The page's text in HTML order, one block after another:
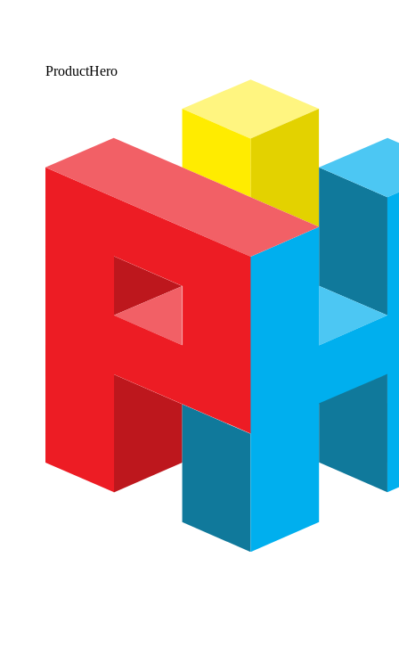
ProductHero